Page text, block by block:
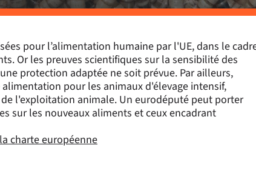
pour l’alimentation humaine par l'UE, dans le
Or les preuves scientifiques sur la sensibilité des
protection adaptée ne soit prévue. Par ailleurs,
pour les animaux d'élevage intensif,
l'exploitation animale. Un eurodéputé peut porter
sur les nouveaux aliments et ceux encadrant
charte européenne